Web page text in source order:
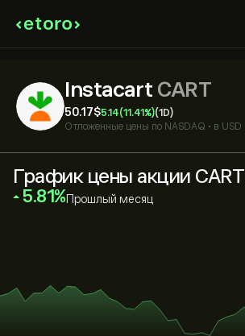
Instacart CART
50.17‎$‎5.14(11.41%)(1D)
Отложенные цены по NASDAQ • в USD
График цены акции CART
‎5.81‎ Прошлый месяц